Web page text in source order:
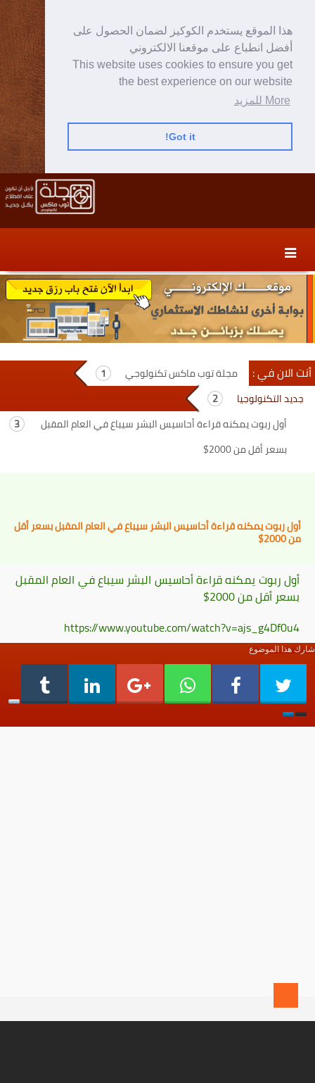
هذا الموقع يستخدم الكوكيز لضمان الحصول على
أفضل انطباع على موقعنا الالكتروني
This website uses cookies to ensure you get
the best experience on our website
More للمزيد
Got it!
content
secondary
content
أنت الان في :
مجلة توب ماكس تكنولوجي
جديد التكنولوجيا
أول ربوت يمكنه قراءة أحاسيس البشر سيباع في العام المقبل
بسعر أقل من 2000$
أول ربوت يمكنه قراءة أحاسيس البشر سيباع في العام المقبل بسعر أقل
من 2000$
أول ربوت يمكنه قراءة أحاسيس البشر سيباع في العام المقبل
بسعر أقل من 2000$
https://www.youtube.com/watch?v=ajs_g4Df0u4
شارك هذا الموضوع